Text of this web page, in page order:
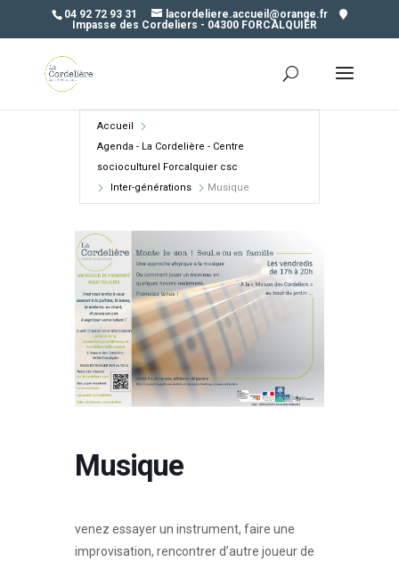
04 92 72 93 31
lacordeliere.accueil@orange.fr
Impasse des Cordeliers - 04300 FORCALQUIER
Accueil
Agenda - La Cordelière - Centre
socioculturel Forcalquier csc
Inter-générations
Musique
Musique
venez essayer un instrument, faire une
improvisation, rencontrer d’autre joueur de